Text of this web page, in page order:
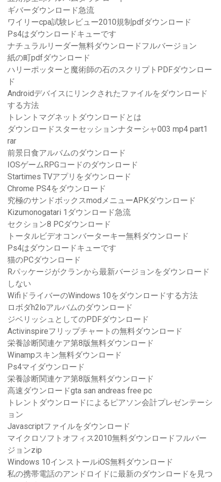
ギバーダウンロード急流
ワイリーcpa試験レビュー2010規制pdfダウンロード
Ps4はダウンロードキューです
ナチュラルリーダー無料ダウンロードフルバージョン
紙の町pdfダウンロード
ハリーポッターと魔術師の石のスクリプトPDFダウンロー
ド
Androidデバイスにリンクされたファイルをダウンロード
する方法
トレントマグネットダウンロードとは
ダウンロードスターセッションナターシャ003 mp4 part1
rar
前景日食アルバムのダウンロード
IOSゲームRPGコードのダウンロード
Startimes TVアプリをダウンロード
Chrome PS4をダウンロード
究極のサンドボックスmodメニューAPKダウンロード
Kizumonogatari 1ダウンロード急流
セクション8 PCダウンロード
トータルビデオコンバーターキー無料ダウンロード
Ps4はダウンロードキューです
猫のPCダウンロード
Rパッケージがクランから最新バージョンをダウンロード
しない
WifiドライバーのWindows 10をダウンロードする方法
ロボダh2loアルバムのダウンロード
ジベリッシュとしてのPDFダウンロード
Activinspireフリップチャートの無料ダウンロード
栄養診断関連ケア第8版無料ダウンロード
Winampスキン無料ダウンロード
Ps4マイダウンロード
栄養診断関連ケア第8版無料ダウンロード
高速ダウンロードgta san andreas free pc
トレントダウンロードによるピアソン会計プレゼンテーシ
ョン
Javascriptファイルをダウンロード
マイクロソフトオフィス2010無料ダウンロードフルバー
ジョンzip
Windows 10インストールiOS無料ダウンロード
私の携帯電話のアンドロイドに最新のダウンロードを見つ